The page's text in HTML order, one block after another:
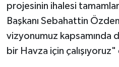
projesinin ihalesi
Başkanı Sebahattin
vizyonumuz kapsamında
bir Havza için